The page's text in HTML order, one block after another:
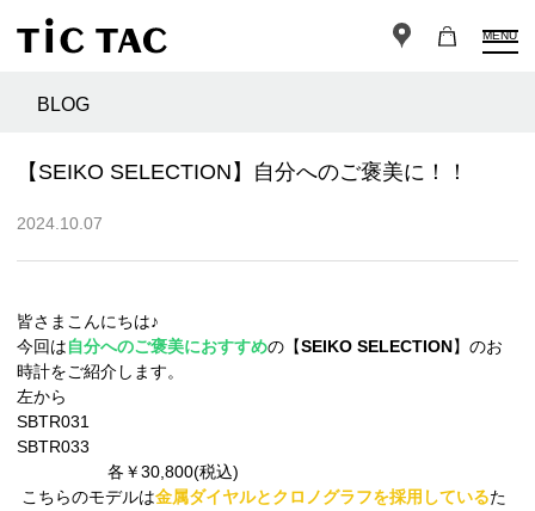
MENU
BLOG
【SEIKO SELECTION】自分へのご褒美に！！
2024.10.07
皆さまこんにちは♪
今回は自分へのご褒美におすすめの【SEIKO SELECTION】のお
時計をご紹介します。
左から
SBTR031
SBTR033
各￥30,800(税込)
こちらのモデルは金属ダイヤルとクロノグラフを採用しているた